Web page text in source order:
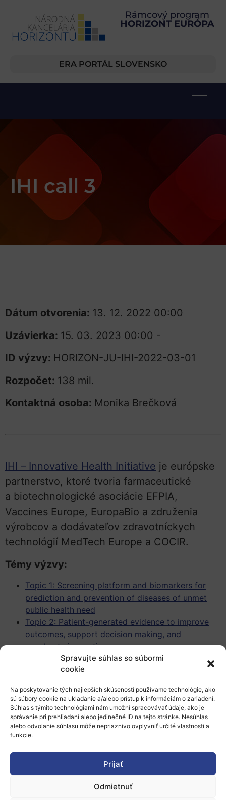
Spravujte súhlas so súbormi
cookie
Na poskytovanie tých najlepších skúseností používame technológie, ako
sú súbory cookie na ukladanie a/alebo prístup k informáciám o zariadení.
Súhlas s týmito technológiami nám umožní spracovávať údaje, ako je
správanie pri prehliadaní alebo jedinečné ID na tejto stránke. Nesúhlas
alebo odvolanie súhlasu môže nepriaznivo ovplyvniť určité vlastnosti a
funkcie.
Prijať
Odmietnuť
Rámcový program
HORIZONT EURÓPA
ERA PORTÁL SLOVENSKO
IHI call 3
Dátum otvorenia: 13. 12. 2022 00:00
Uzávierka: 15. 03. 2023 00:00 -
ID výzvy: HORIZON-JU-IHI-2022-03-01
Rozpočet: 138 mil.
Kontaktná osoba: Monika Brečková
IHI – Innovative Health Initiative je európske
partnerstvo, ktoré tvoria farmaceutické
a biotechnologické asociácie EFPIA,
Vaccines Europe, EuropaBio a združenia
výrobcov a dodávateľov zdravotníckych
technológií MedTech Europe a COCIR.
Témy výzvy:
Topic 1: Screening platform and biomarkers for
prediction and prevention of diseases of unmet
public health need
Topic 2: Patient-generated evidence to improve
outcomes, support decision making, and
accelerate innovation
Topic 3: Combining hospital interventional
approaches to improve patient outcomes and
Topic 4: Strengthening the European translational
research ecosystem for advanced therapy
medicinal products (ATMPs) for rare diseases
Topic 5: Digital health technologies for the
mental disorders and their long-term health